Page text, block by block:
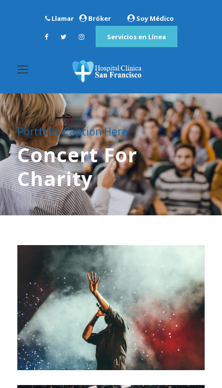
Llamar Bróker Soy Médico
Servicios en Línea
Portfolio Caption Here
Concert For
Charity